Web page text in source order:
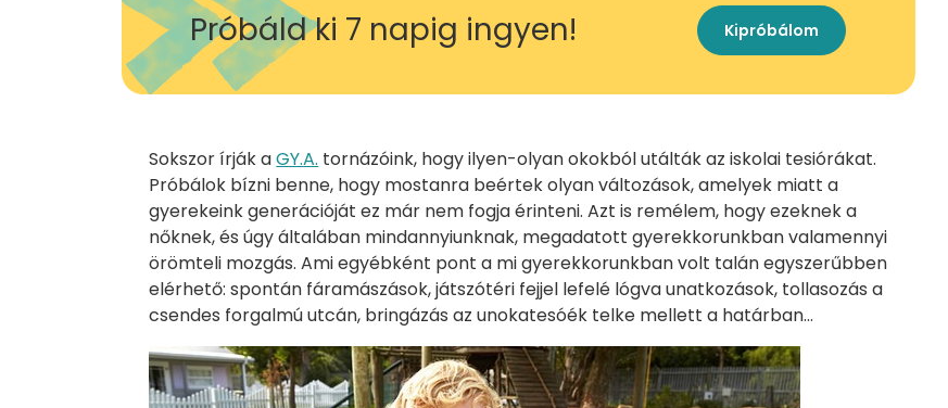
Próbáld ki 7 napig ingyen! Kipróbálom
Sokszor írják aGY.A. tornázóink, hogy ilyen-olyan okokból utálták az iskolai tesiórákat.
Próbálok bízni benne, hogy mostanra beértek olyan változások, amelyek miatt a
gyerekeink generációját ez már nem fogja érinteni. Azt is remélem, hogy ezeknek a
nőknek, és úgy általában mindannyiunknak, megadatott gyerekkorunkban valamennyi
örömteli mozgás. Ami egyébként pont a mi gyerekkorunkban volt talán egyszerűbben
elérhető: spontán fáramászások, játszótéri fejjel lefelé lógva unatkozások, tollasozás a
csendes forgalmú utcán, bringázás az unokatesóék telke mellett a határban…